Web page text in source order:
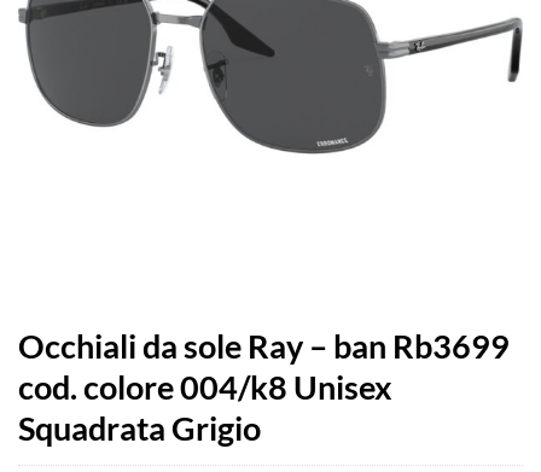
Occhiali da sole Ray – ban Rb3699
cod. colore 004/k8 Unisex
Squadrata Grigio